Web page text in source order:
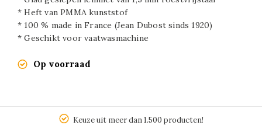
* Heft van PMMA kunststof
* 100 % made in France (Jean Dubost sinds 1920)
* Geschikt voor vaatwasmachine
Op voorraad
Keuze uit meer dan 1.500 producten!